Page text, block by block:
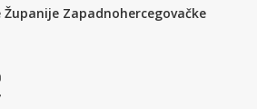
Zapadnohercegovačke